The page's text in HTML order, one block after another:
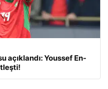
açıklandı: Youssef En-